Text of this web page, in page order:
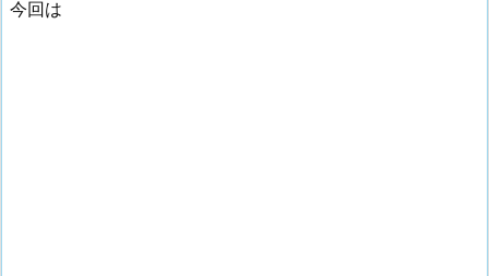
今回は